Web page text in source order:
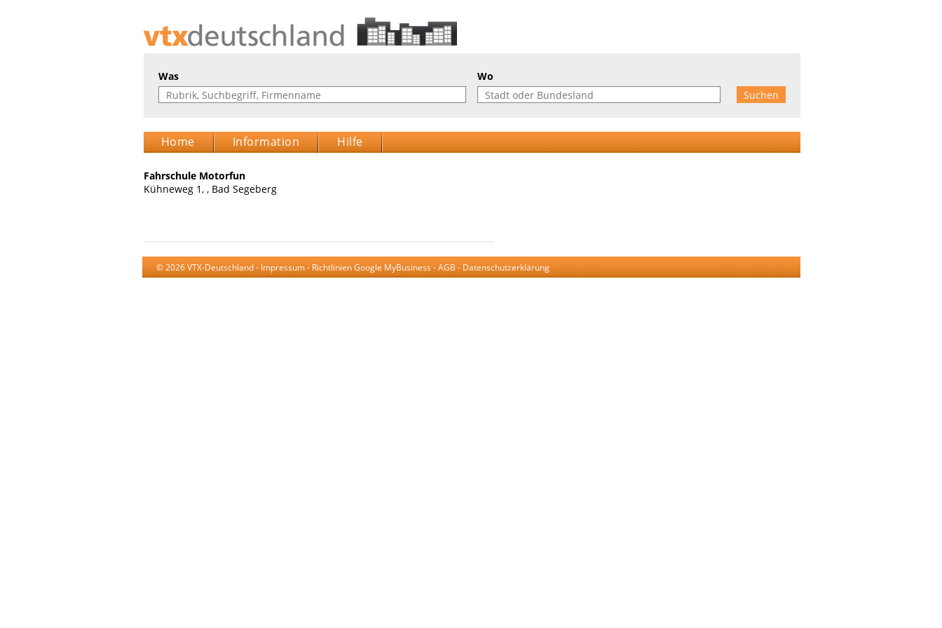
Was Wo
Home Information Hilfe
Fahrschule Motorfun
Kühneweg 1, , Bad Segeberg
© 2026 VTX-Deutschland - Impressum- Richtlinien Google MyBusiness -AGB - Datenschutzerklärung